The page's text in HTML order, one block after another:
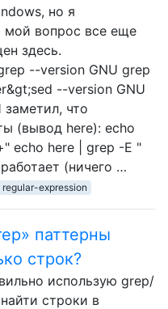
но я
мой вопрос все еще
здесь.
--version GNU grep
--version GNU
заметил, что
(вывод here): echo
echo here | grep -E "
(ничего …
regular-expression
паттерны
строк?
использую grep/
строки в